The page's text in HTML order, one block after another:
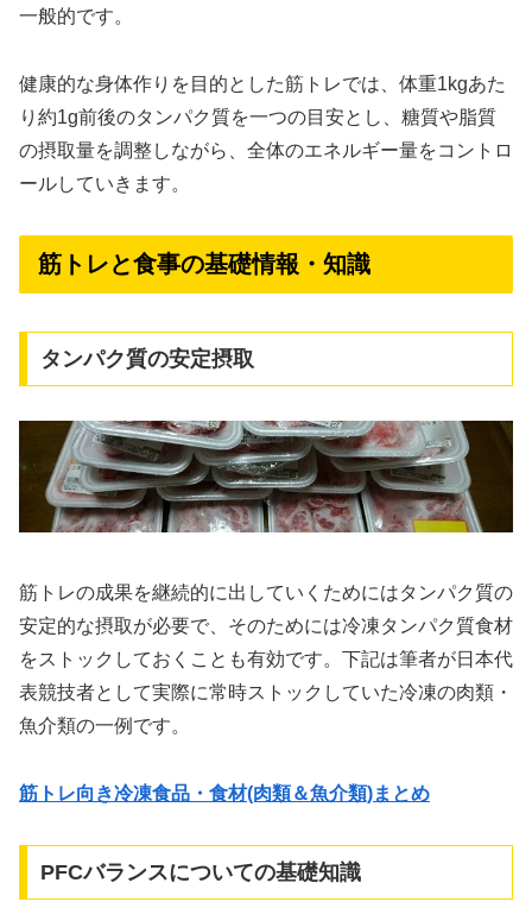
一般的です。
健康的な身体作りを目的とした筋トレでは、体重1kgあた
り約1g前後のタンパク質を一つの目安とし、糖質や脂質
の摂取量を調整しながら、全体のエネルギー量をコントロ
ールしていきます。
筋トレと食事の基礎情報・知識
タンパク質の安定摂取
筋トレの成果を継続的に出していくためにはタンパク質の
安定的な摂取が必要で、そのためには冷凍タンパク質食材
をストックしておくことも有効です。下記は筆者が日本代
表競技者として実際に常時ストックしていた冷凍の肉類・
魚介類の一例です。
筋トレ向き冷凍食品・食材(肉類＆魚介類)まとめ
PFCバランスについての基礎知識